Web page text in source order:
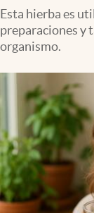
Esta hierba es
preparaciones y
organismo.